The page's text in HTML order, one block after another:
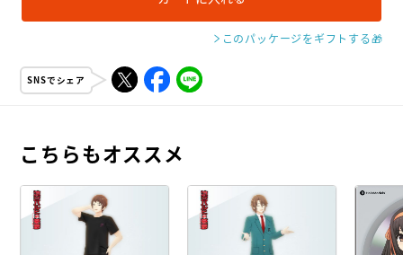
このパッケージをギフトする🎁
SNSでシェア
こちらもオススメ